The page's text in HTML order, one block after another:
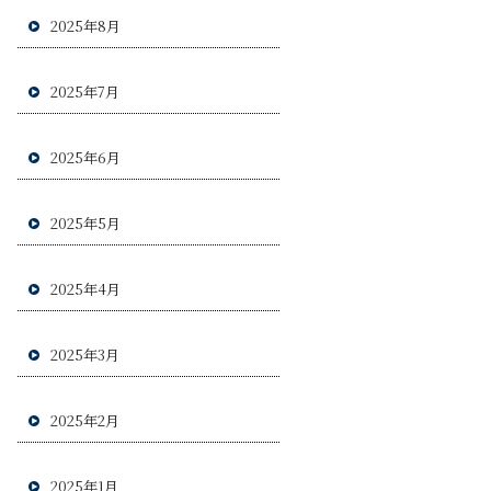
2025年8月
2025年7月
2025年6月
2025年5月
2025年4月
2025年3月
2025年2月
2025年1月